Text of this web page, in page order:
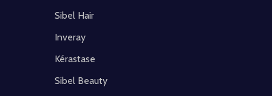
Sibel Hair
Inveray
Kérastase
Sibel Beauty